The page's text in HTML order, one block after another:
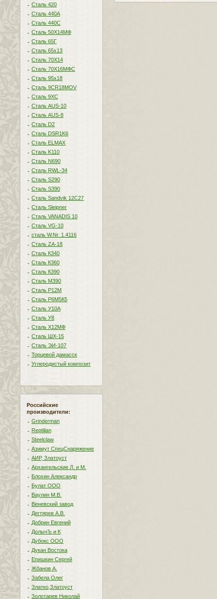
Сталь 420
Сталь 440A
Сталь 440С
Сталь 50Х14МФ
Сталь 65Г
Сталь 65х13
Сталь 70Х14
Сталь 70Х16МФС
Сталь 95х18
Сталь 9CR18MOV
Сталь 9ХС
Сталь AUS-10
Сталь AUS-8
Сталь D2
Сталь DSR1K6
Сталь ELMAX
Сталь K110
Сталь N690
Сталь RWL-34
Сталь S290
Сталь S390
Сталь Sandvik 12C27
Сталь Sleipner
Сталь VANADIS 10
Сталь VG-10
сталь W.Nr. 1.4116
Сталь ZA-18
Сталь К340
Сталь К360
Сталь К390
Сталь М390
Сталь Р12М
Сталь Р6М5К5
Сталь У10А
Сталь У8
Сталь Х12МФ
Сталь ШХ-15
Сталь ЭИ-107
Торцевой дамасск
Углеродистый композит
Российские
производители:
Grinderman
Reptilian
Steelclaw
Азимут СпецСнаряжение
АИР, Златоуст
Архангельские Л. и М.
Блохин Александр
Булат ООО
Ваулин М.В.
Веневский завод
Дегтярев А.В.
Добрин Евгений
ДолычЪ и К
Дубокс ООО
Дукан Востока
Епишкин Сергей
Жбанов А.
Забела Олег
Златко,Златоуст
Золотарев Николай